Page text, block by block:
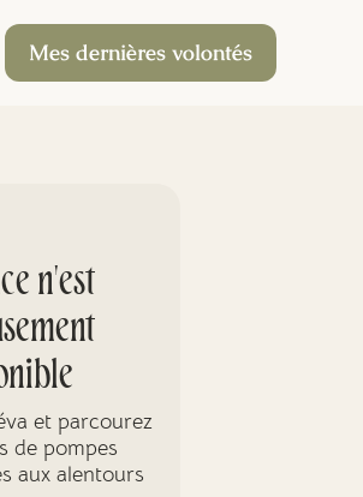
Mes dernières volontés
n'est
et parcourez
de pompes
aux alentours